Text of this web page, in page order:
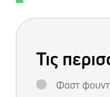
Τις
Φαστ φουντ